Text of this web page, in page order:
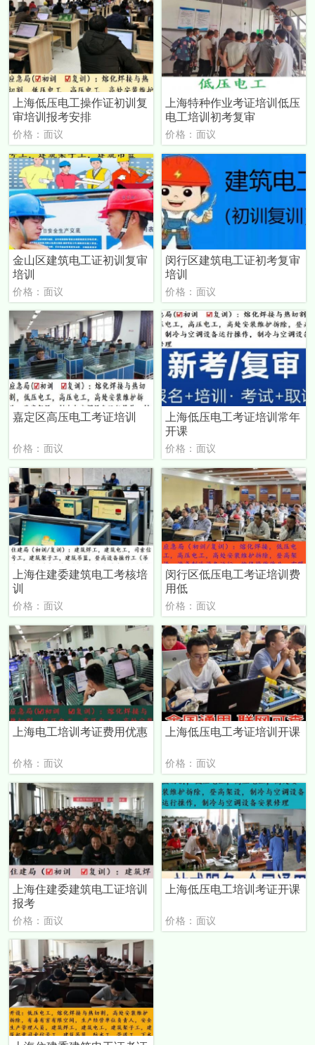
上海低压电工操作证初训复
审培训报考安排
价格：面议
上海特种作业考证培训低压
电工培训初考复审
价格：面议
金山区建筑电工证初训复审
培训
价格：面议
闵行区建筑电工证初考复审
培训
价格：面议
嘉定区高压电工考证培训
价格：面议
上海低压电工考证培训常年
开课
价格：面议
上海住建委建筑电工考核培
训
价格：面议
闵行区低压电工考证培训费
用低
价格：面议
上海电工培训考证费用优惠
价格：面议
上海低压电工考证培训开课
价格：面议
上海住建委建筑电工证培训
报考
价格：面议
上海低压电工培训考证开课
价格：面议